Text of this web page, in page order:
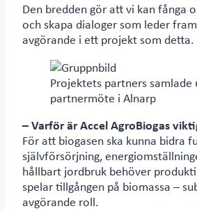
Den bredden gör att vi kan fånga
och skapa dialoger som leder
avgörande i ett projekt som detta.
Projektets partners samlade
partnermöte i Alnarp
– Varför är Accel AgroBiogas
För att biogasen ska kunna bidra
självförsörjning,
hållbart jordbruk behöver
spelar tillgången på biomassa –
avgörande roll.